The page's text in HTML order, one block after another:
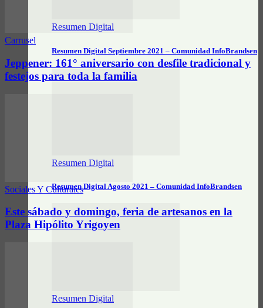
Resumen Digital
Resumen Digital Septiembre 2021 – Comunidad InfoBrandsen
Resumen Digital
Resumen Digital Agosto 2021 – Comunidad InfoBrandsen
Resumen Digital
Carrusel
Jeppener: 161° aniversario con desfile tradicional y
festejos para toda la familia
Sociales Y Culturales
Este sábado y domingo, feria de artesanos en la
Plaza Hipólito Yrigoyen